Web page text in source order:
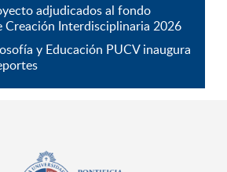
adjudicados al fondo
Creación Interdisciplinaria 2026
y Educación PUCV inaugura